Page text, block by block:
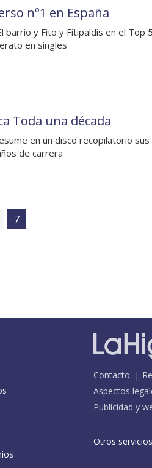
nº1 en España
barrio y Fito y Fitipaldis en el Top
en singles
Toda una década
en un disco recopilatorio
de carrera
7
Contacto
Aspectos
Publicidad y
Otros